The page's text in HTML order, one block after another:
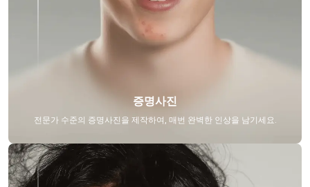
증명사진
전문가 수준의 증명사진을 제작하여, 매번 완벽한 인상을 남기세요.